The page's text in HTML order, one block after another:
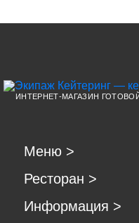
ИНТЕРНЕТ-МАГАЗИН
Меню >
Ресторан >
Информация >